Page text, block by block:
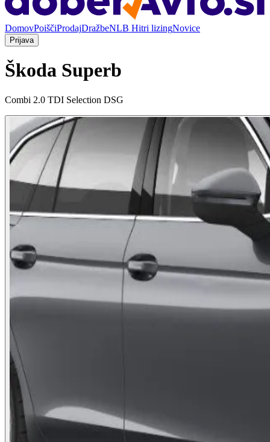
DomovPoiščiProdajDražbeNLB Hitri lizingNovice
Prijava
Škoda Superb
Combi 2.0 TDI Selection DSG